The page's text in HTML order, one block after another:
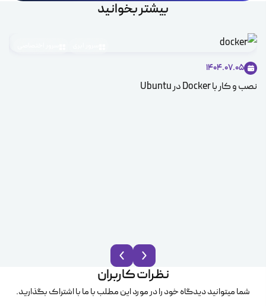
بیشتر بخوانید
1404.07.05
نصب و کار با Docker در Ubuntu
نظرات کاربران
شما میتوانید دیدگاه خود را در مورد این مطلب با ما با اشتراک بگذارید.